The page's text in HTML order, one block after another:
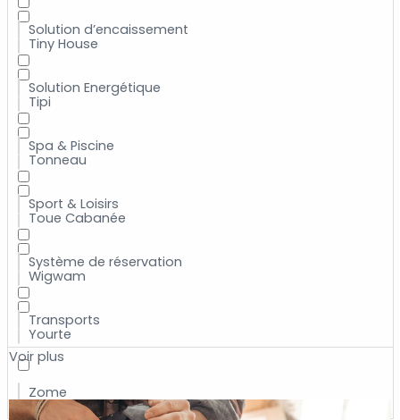
Tiny House
Tipi
Tonneau
Toue Cabanée
Wigwam
Yourte
Zome
Solution d’encaissement
Solution Energétique
Spa & Piscine
Sport & Loisirs
Système de réservation
Transports
Voir plus